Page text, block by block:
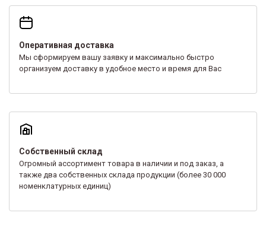
Оперативная доставка
Мы сформируем вашу заявку и максимально быстро
организуем доставку в удобное место и время для Вас
Собственный склад
Огромный ассортимент товара в наличии и под заказ, а
также два собственных склада продукции (более 30 000
номенклатурных единиц)